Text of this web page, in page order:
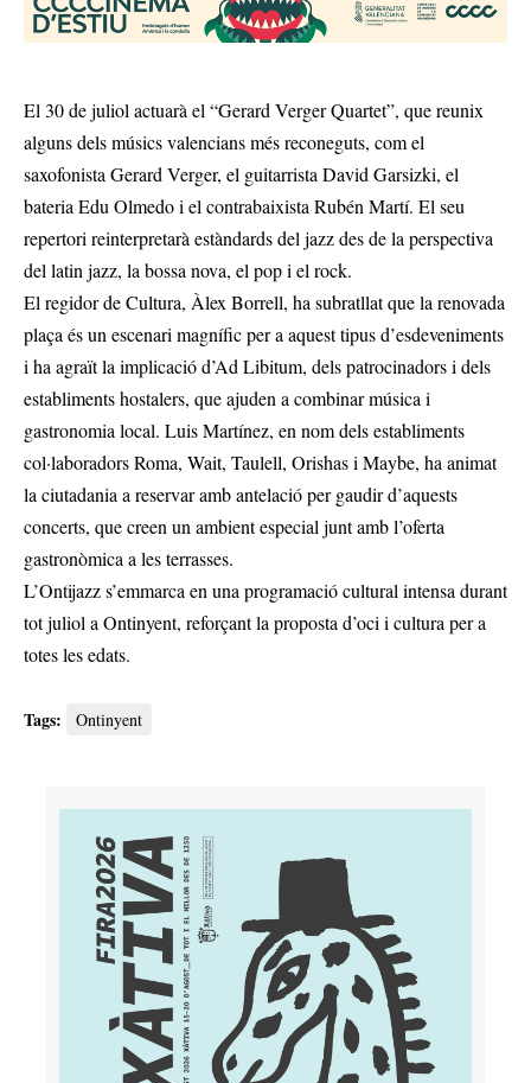
El 30 de juliol actuarà el “Gerard Verger Quartet”, que reunix
alguns dels músics valencians més reconeguts, com el
saxofonista Gerard Verger, el guitarrista David Garsizki, el
bateria Edu Olmedo i el contrabaixista Rubén Martí. El seu
repertori reinterpretarà estàndards del jazz des de la perspectiva
del latin jazz, la bossa nova, el pop i el rock.
El regidor de Cultura, Àlex Borrell, ha subratllat que la renovada
plaça és un escenari magnífic per a aquest tipus d’esdeveniments
i ha agraït la implicació d’Ad Libitum, dels patrocinadors i dels
establiments hostalers, que ajuden a combinar música i
gastronomia local. Luis Martínez, en nom dels establiments
col·laboradors Roma, Wait, Taulell, Orishas i Maybe, ha animat
la ciutadania a reservar amb antelació per gaudir d’aquests
concerts, que creen un ambient especial junt amb l’oferta
gastronòmica a les terrasses.
L’Ontijazz s’emmarca en una programació cultural intensa durant
tot juliol a Ontinyent, reforçant la proposta d’oci i cultura per a
totes les edats.
Tags: Ontinyent